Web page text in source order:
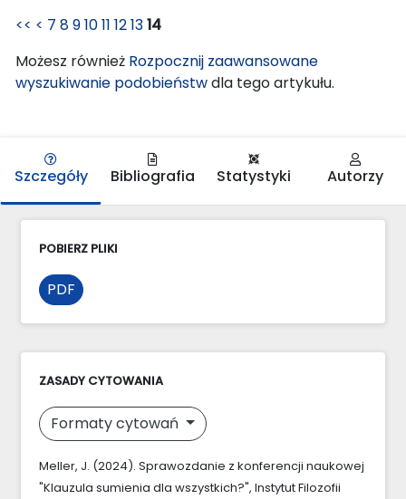
<< < 7 891011 121314
Możesz również Rozpocznij zaawansowane
wyszukiwanie podobieństwdla tego artykułu.
Szczegóły Bibliografia Statystyki Autorzy
POBIERZ PLIKI
PDF
ZASADY CYTOWANIA
Formaty cytowań
Meller, J. (2024). Sprawozdanie z konferencji naukowej
"Klauzula sumienia dla wszystkich?", Instytut Filozofii